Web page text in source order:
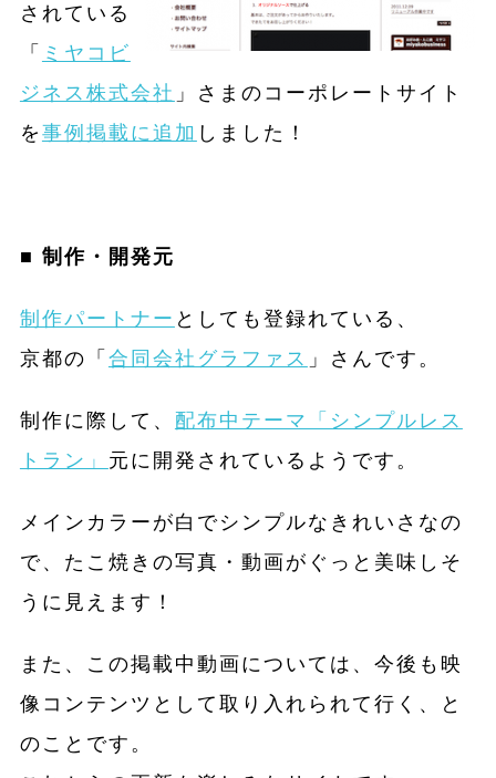
されている
「 ミヤコビ
ジネス株式会社 」さまのコーポレートサイト
を 事例掲載に追加 しました！
■ 制作・開発元
制作パートナー としても登録れている、
京都の「 合同会社グラファス 」さんです。
制作に際して、 配布中テーマ「シンプルレス
トラン」 元に開発されているようです。
メインカラーが白でシンプルなきれいさなの
で、たこ焼きの写真・動画がぐっと美味しそ
うに見えます！
また、この掲載中動画については、今後も映
像コンテンツとして取り入れられて行く、と
のことです。